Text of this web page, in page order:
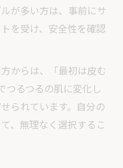
が多い方は、事前にサ
を受け、安全性を確認
からは、「最初は皮む
つるつるの肌に変化し
られています。自分の
、無理なく選択するこ